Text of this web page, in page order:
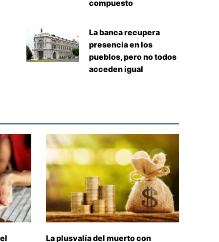
compuesto
La banca recupera
presencia en los
pueblos, pero no todos
acceden igual
La plusvalía del muerto con